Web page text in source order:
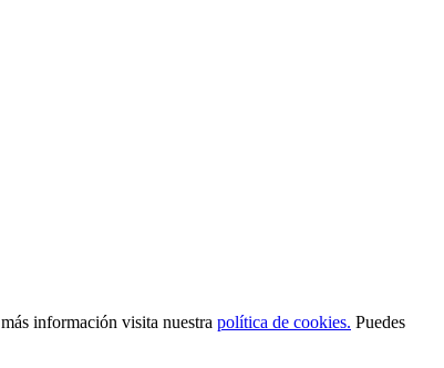
información visita nuestra política de cookies. Puedes